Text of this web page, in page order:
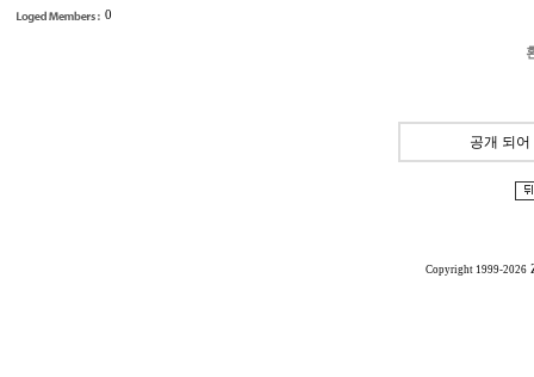
0
공개 되
Copyright 1999-2026